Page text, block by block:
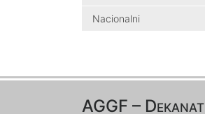
Nacionalni
AGGF – Dekanat